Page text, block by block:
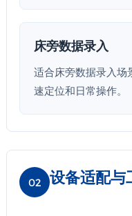
床旁数据录入
适合床旁数据录入场
速定位和日常操作。
02 设备适配与